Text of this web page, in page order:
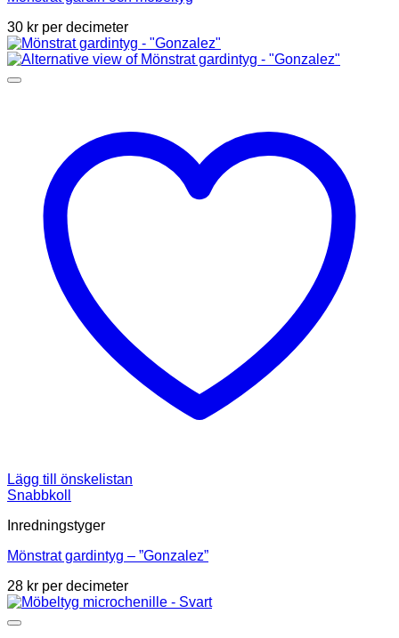
30 kr per decimeter
Lägg till önskelistan
Snabbkoll
Inredningstyger
Mönstrat gardintyg – ”Gonzalez”
28 kr per decimeter